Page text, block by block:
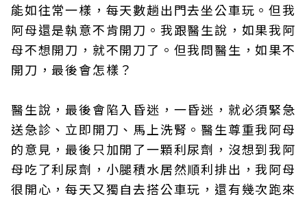
能如往常一樣，每天數趟出門去坐公車玩。但我
阿母還是執意不肯開刀。我跟醫生說，如果我阿
母不想開刀，就不開刀了。但我問醫生，如果不
開刀，最後會怎樣？
醫生說，最後會陷入昏迷，一昏迷，就必須緊急
送急診、立即開刀、馬上洗腎。醫生尊重我阿母
的意見，最後只加開了一顆利尿劑，沒想到我阿
母吃了利尿劑，小腿積水居然順利排出，我阿母
很開心，每天又獨自去搭公車玩，還有幾次跑來